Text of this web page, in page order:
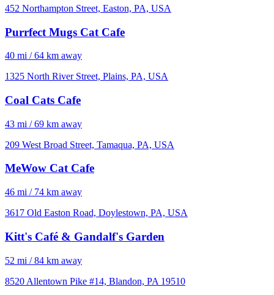
452 Northampton Street, Easton, PA, USA
Purrfect Mugs Cat Cafe
40 mi / 64 km away
1325 North River Street, Plains, PA, USA
Coal Cats Cafe
43 mi / 69 km away
209 West Broad Street, Tamaqua, PA, USA
MeWow Cat Cafe
46 mi / 74 km away
3617 Old Easton Road, Doylestown, PA, USA
Kitt's Café & Gandalf's Garden
52 mi / 84 km away
8520 Allentown Pike #14, Blandon, PA 19510